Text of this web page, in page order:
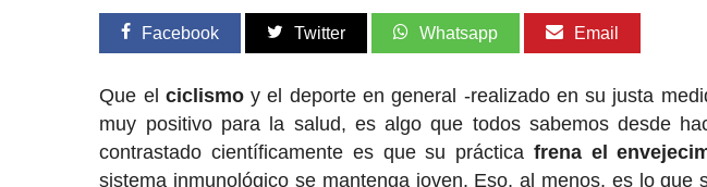
Facebook Twitter Whatsapp Email
Que el ciclismoy el deporte en general -realizado en su justa
muy positivo para la salud, es algo que todos sabemos desde
contrastado científicamente es que su práctica frena el
sistema inmunológico se mantenga joven. Eso, al menos, es lo que